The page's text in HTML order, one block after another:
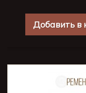
Добавить в